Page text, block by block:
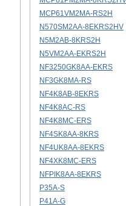
MCP61VM2MA-RS2H
N570SM2AA-8EKRS2HV
N5M2AB-8KRS2H
N5VM2AA-EKRS2H
NF3250GK8AA-EKRS
NF3GK8MA-RS
NF4K8AB-8EKRS
NF4K8AC-RS
NF4K8MC-ERS
NF4SK8AA-8KRS
NF4UK8AA-8EKRS
NF4XK8MC-ERS
NFPIK8AA-8EKRS
P35A-S
P41A-G